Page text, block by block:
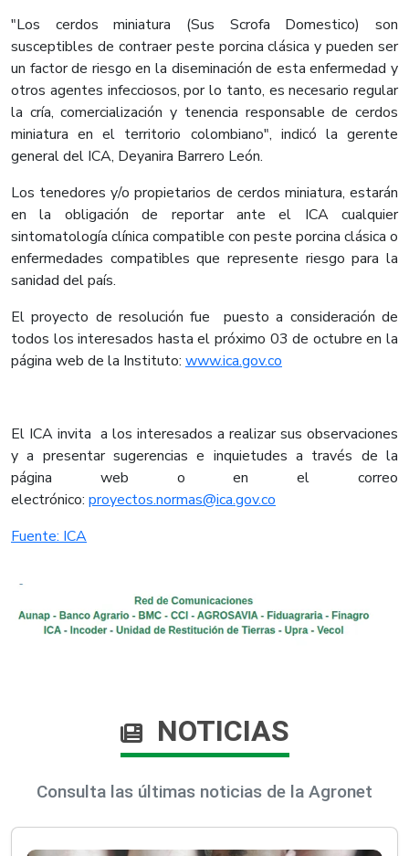
"Los cerdos miniatura (Sus Scrofa Domestico) son
susceptibles de contraer peste porcina clásica y pueden ser
un factor de riesgo en la diseminación de esta enfermedad y
otros agentes infecciosos, por lo tanto, es necesario regular
la cría, comercialización y tenencia responsable de cerdos
miniatura en el territorio colombiano", indicó la gerente
general del ICA, Deyanira Barrero León.
Los tenedores y/o propietarios de cerdos miniatura, estarán
en la obligación de reportar ante el ICA cualquier
sintomatología clínica compatible con peste porcina clásica o
enfermedades compatibles que represente riesgo para la
sanidad del país.
El proyecto de resolución fue puesto a consideración de
todos los interesados hasta el próximo 03 de octubre en la
página web de la Instituto: www.ica.gov.co
El ICA invita a los interesados a realizar sus observaciones
y a presentar sugerencias e inquietudes a través de la
página web o en el correo
electrónico: proyectos.normas@ica.gov.co
Fuente: ICA​
NOTICIAS
Consulta las últimas noticias de la Agronet